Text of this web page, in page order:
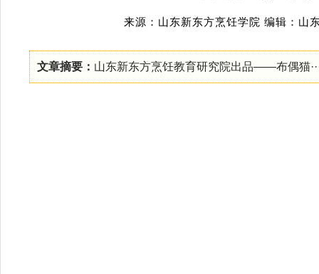
来源：山东新东方烹饪学院 编辑：山
文章摘要： 山东新东方烹饪教育研究院出品——布偶猫